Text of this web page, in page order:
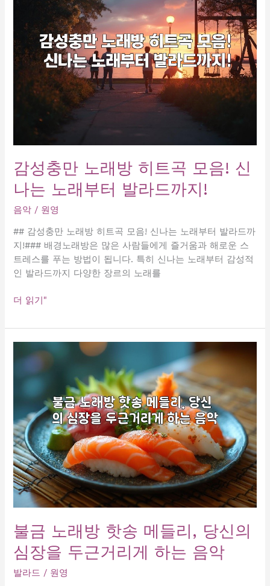
가
슴
아
발
래
음!
감성충만 노래방 히트곡 모음! 신
나는 노래부터 발라드까지!
음악 / 원영
## 감성충만 노래방 히트곡 모음! 신나는 노래부터 발라드까
지!### 배경노래방은 많은 사람들에게 즐거움과 해로운 스
트레스를 푸는 방법이 됩니다. 특히 신나는 노래부터 감성적
인 발라드까지 다양한 장르의 노래를
감
충
만
트
곡
모
음!
신
나
는
노
부
터
발
라
더 읽기"
불금 노래방 핫송 메들리, 당신의
심장을 두근거리게 하는 음악
발라드 / 원영